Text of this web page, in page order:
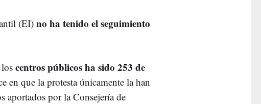
(EI) no ha tenido el seguimiento
centros públicos ha sido 253 de
en que la protesta únicamente la han
aportados por la Consejería de